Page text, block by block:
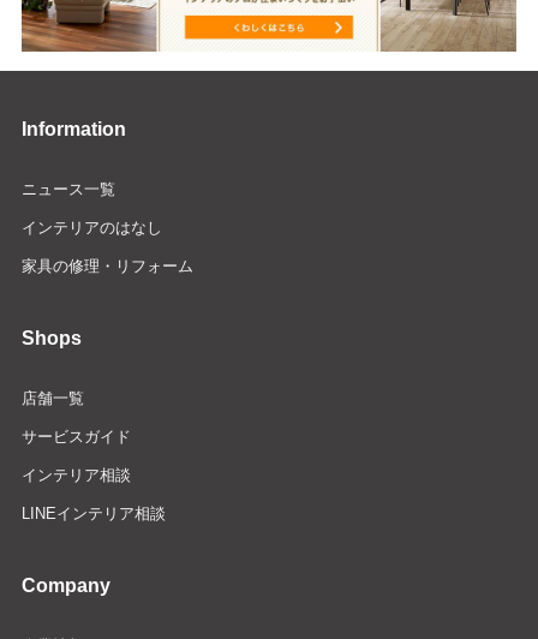
Information
ニュース一覧
インテリアのはなし
家具の修理・リフォーム
Shops
店舗一覧
サービスガイド
インテリア相談
LINEインテリア相談
Company